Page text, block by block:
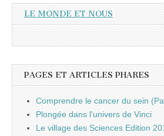
LE MONDE ET NOUS
PAGES ET ARTICLES PHARES
Comprendre le cancer du sein
Plongée dans l'univers de Vinci
Le village des Sciences Edition